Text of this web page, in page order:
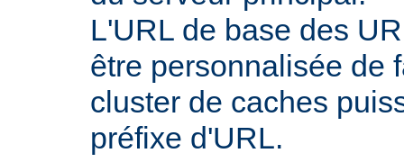
L'URL de base des
être personnalisée de
cluster de caches
préfixe d'URL.